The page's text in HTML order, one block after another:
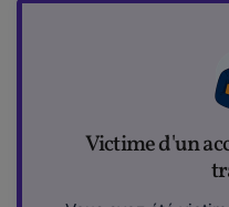
Victime d'un